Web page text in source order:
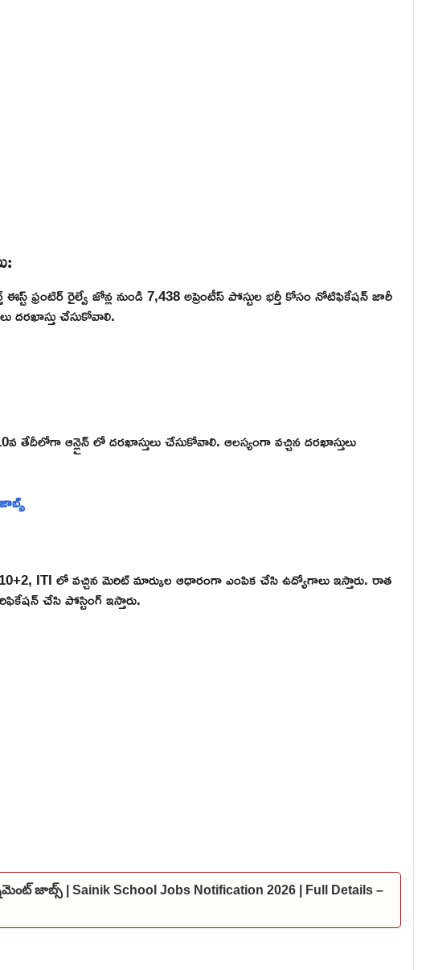
ఈస్ట్ ఫ్రంటిర్ రైల్వే జోన్ల నుండి 7,438 అప్రెంటీస్ పోస్టుల భర్తీ కోసం నోటిఫికేషన్ జారీ
దరఖాస్తు చేసుకోవాలి.
తేదీలోగా ఆన్లైన్ లో దరఖాస్తులు చేసుకోవాలి. ఆలస్యంగా వచ్చిన దరఖాస్తులు
10+2, ITI లో వచ్చిన మెరిట్ మార్కుల ఆధారంగా ఎంపిక చేసి ఉద్యోగాలు ఇస్తారు. రాత
చేసి పోస్టింగ్ ఇస్తారు.
జాబ్స్ | Sainik School Jobs Notification 2026 | Full Details –